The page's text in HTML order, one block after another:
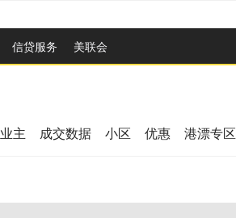
信贷服务 美联会
业主 成交数据 小区 优惠 港漂专区